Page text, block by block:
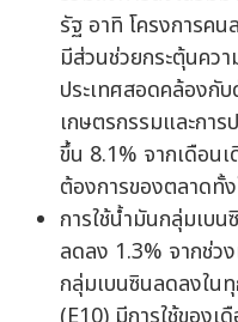
รัฐ อาทิ โครงการคน
มีส่วนช่วยกระตุ้นคว
ประเทศสอดคล้อง
เกษตรกรรมและกา
ขึ้น 8.1% จากเดือน
ต้องการของตลาดทั้
การใช้น้ำมันกลุ่มเบ
ลดลง 1.3% จากช่ว
กลุ่มเบนซินลดลงใน